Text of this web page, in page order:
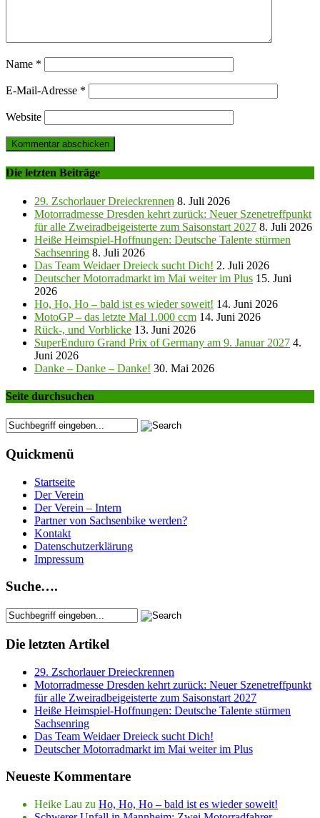
Name *
E-Mail-Adresse *
Website
Die letzten Beiträge
29. Zschorlauer Dreieckrennen 8. Juli 2026
Motorradmesse Dresden kehrt zurück: Neuer Szenetreffpunkt
für alle Zweiradbeigeisterte zum Saisonstart 2027 8. Juli 2026
Heiße Heimspiel-Hoffnungen: Deutsche Talente stürmen
Sachsenring 8. Juli 2026
Das Team Weidaer Dreieck sucht Dich! 2. Juli 2026
Deutscher Motorradmarkt im Mai weiter im Plus 15. Juni
2026
Ho, Ho, Ho – bald ist es wieder soweit! 14. Juni 2026
MotoGP – das letzte Mal 1.000 ccm 14. Juni 2026
Rück-, und Vorblicke 13. Juni 2026
SuperEnduro Grand Prix of Germany am 9. Januar 2027 4.
Juni 2026
Danke – Danke – Danke! 30. Mai 2026
Seite durchsuchen
Quickmenü
Startseite
Der Verein
Der Verein – Intern
Partner von Sachsenbike werden?
Kontakt
Datenschutzerklärung
Impressum
Suche….
Die letzten Artikel
29. Zschorlauer Dreieckrennen
Motorradmesse Dresden kehrt zurück: Neuer Szenetreffpunkt
für alle Zweiradbeigeisterte zum Saisonstart 2027
Heiße Heimspiel-Hoffnungen: Deutsche Talente stürmen
Sachsenring
Das Team Weidaer Dreieck sucht Dich!
Deutscher Motorradmarkt im Mai weiter im Plus
Neueste Kommentare
Heike Lau zu Ho, Ho, Ho – bald ist es wieder soweit!